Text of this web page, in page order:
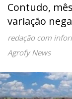
Contudo,
variação
redação com
Agrofy News